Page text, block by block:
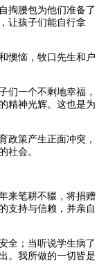
掏腰包为他们准备了
让孩子们能自行拿
懊恼，牧口先生和户
们一个不剩地幸福，
精神光辉。这也是为
政策产生正面冲突，
社会。
来笔耕不辍，将捐赠
支持与信赖，并亲自
全；当听说学生病了
。我所做的一切皆是